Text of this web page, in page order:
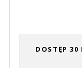
DOSTĘP 30